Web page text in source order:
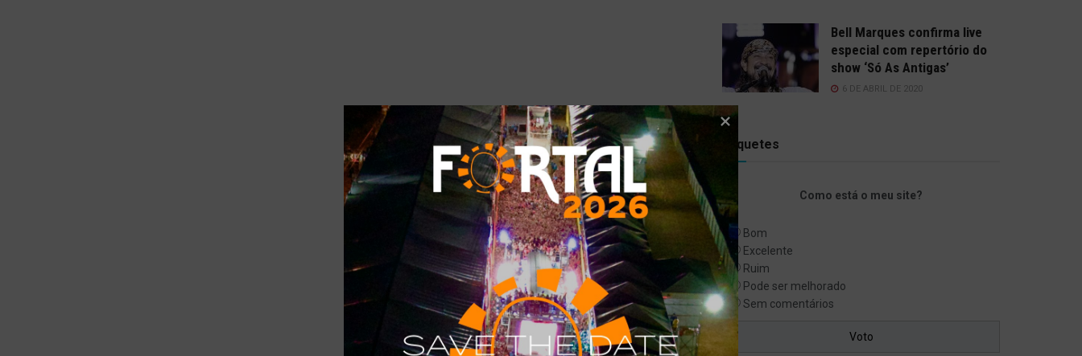
Bell Marques confirma live
especial com repertório do
show ‘Só As Antigas’
6 DE ABRIL DE 2020
Enquetes
Como está o meu site?
Bom
Excelente
Ruim
Pode ser melhorado
Sem comentários